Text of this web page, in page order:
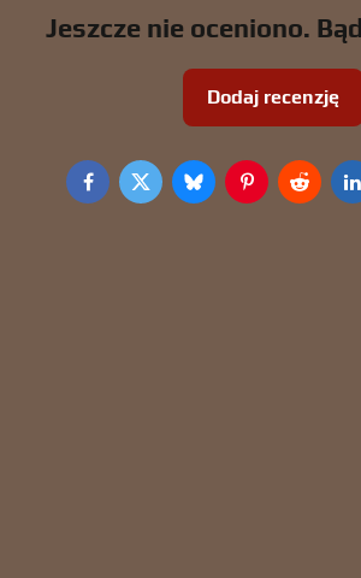
Jeszcze nie oceniono.
Dodaj recenzję
FacebookTwitterBlueskyPinterestReddit